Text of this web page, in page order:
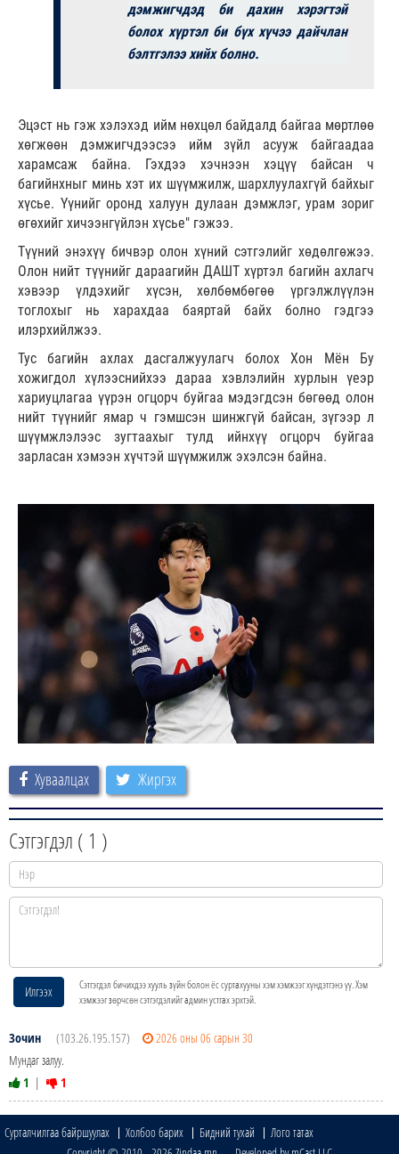
дэмжигчдэд би дахин хэрэгтэй
болох хүртэл би бүх хүчээ дайчлан
бэлтгэлээ хийх болно.
Эцэст нь гэж хэлэхэд ийм нөхцөл байдалд байгаа мөртлөө
хөгжөөн дэмжигчдээсээ ийм зүйл асууж байгаадаа
харамсаж байна. Гэхдээ хэчнээн хэцүү байсан ч
багийнхныг минь хэт их шүүмжилж, шархлуулахгүй байхыг
хүсье. Үүнийг оронд халуун дулаан дэмжлэг, урам зориг
өгөхийг хичээнгүйлэн хүсье" гэжээ.
Түүний энэхүү бичвэр олон хүний сэтгэлийг хөдөлгөжээ.
Олон нийт түүнийг дараагийн ДАШТ хүртэл багийн ахлагч
хэвээр үлдэхийг хүсэн, хөлбөмбөгөө үргэлжлүүлэн
тоглохыг нь харахдаа баяртай байх болно гэдгээ
илэрхийлжээ.
Тус багийн ахлах дасгалжуулагч болох Хон Мён Бу
хожигдол хүлээснийхээ дараа хэвлэлийн хурлын үеэр
хариуцлагаа үүрэн огцорч буйгаа мэдэгдсэн бөгөөд олон
нийт түүнийг ямар ч гэмшсэн шинжгүй байсан, зүгээр л
шүүмжлэлээс зугтаахыг тулд ийнхүү огцорч буйгаа
зарласан хэмээн хүчтэй шүүмжилж эхэлсэн байна.
Хуваалцах Жиргэх
Сэтгэгдэл ( 1 )
Илгээх
Сэтгэгдэл бичихдээ хууль зүйн болон ёс суртахууны хэм хэмжээг хүндэтгэнэ үү. Хэм
хэмжээг зөрчсөн сэтгэгдэлийг админ устгах эрхтэй.
Зочин (103.26.195.157)
2026 оны 06 сарын 30
Мундаг залуу.
1 | 1
Сурталчилгаа байршуулах Холбоо барих Бидний тухай
Лого татах